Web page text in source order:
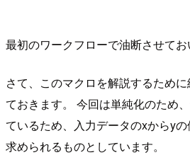
最初のワークフローで油断させて
さて、このマクロを解説するため
ておきます。 今回は単純化のため
ているため、入力データのxからy
求められるものとしています。